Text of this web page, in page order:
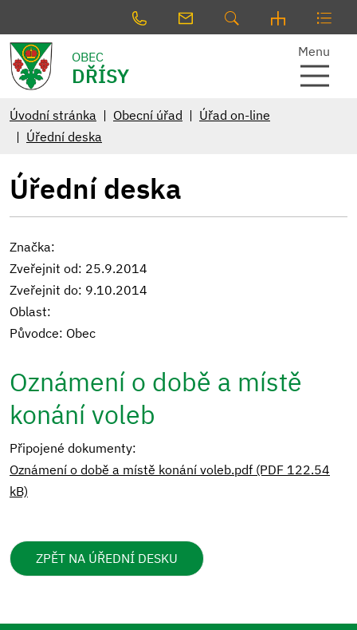
OBEC
DŘÍSY
Menu
Úvodní stránka Obecní úřad
Úřad on-line
Úřední deska
Úřední deska
Značka:
Zveřejnit od: 25.9.2014
Zveřejnit do: 9.10.2014
Oblast:
Původce: Obec
Oznámení o době a místě
konání voleb
Připojené dokumenty:
Oznámení o době a místě konání voleb.pdf (PDF 122.54
kB)
ZPĚT NA ÚŘEDNÍ DESKU